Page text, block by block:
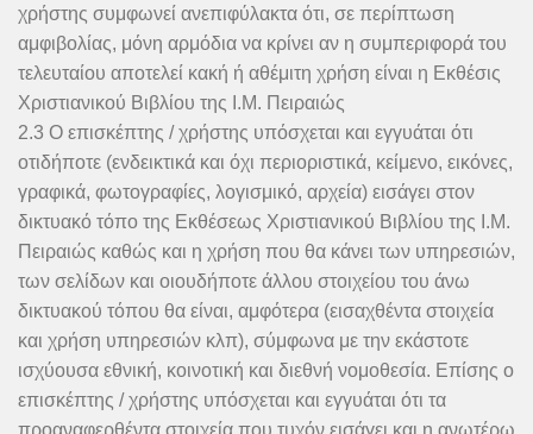
χρήστης συμφωνεί ανεπιφύλακτα ότι, σε περίπτωση
αμφιβολίας, μόνη αρμόδια να κρίνει αν η συμπεριφορά του
τελευταίου αποτελεί κακή ή αθέμιτη χρήση είναι η Εκθέσις
Χριστιανικού Βιβλίου της Ι.Μ. Πειραιώς
2.3 Ο επισκέπτης / χρήστης υπόσχεται και εγγυάται ότι
οτιδήποτε (ενδεικτικά και όχι περιοριστικά, κείμενο, εικόνες,
γραφικά, φωτογραφίες, λογισμικό, αρχεία) εισάγει στον
δικτυακό τόπο της Εκθέσεως Χριστιανικού Βιβλίου της Ι.Μ.
Πειραιώς καθώς και η χρήση που θα κάνει των υπηρεσιών,
των σελίδων και οιουδήποτε άλλου στοιχείου του άνω
δικτυακού τόπου θα είναι, αμφότερα (εισαχθέντα στοιχεία
και χρήση υπηρεσιών κλπ), σύμφωνα με την εκάστοτε
ισχύουσα εθνική, κοινοτική και διεθνή νομοθεσία. Επίσης ο
επισκέπτης / χρήστης υπόσχεται και εγγυάται ότι τα